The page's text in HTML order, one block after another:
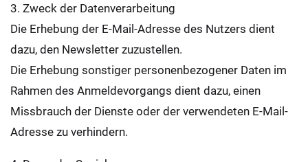
3. Zweck der Datenverarbeitung
Die Erhebung der E-Mail-Adresse des Nutzers dient
dazu, den Newsletter zuzustellen.
Die Erhebung sonstiger personenbezogener Daten im
Rahmen des Anmeldevorgangs dient dazu, einen
Missbrauch der Dienste oder der verwendeten E-Mail-
Adresse zu verhindern.